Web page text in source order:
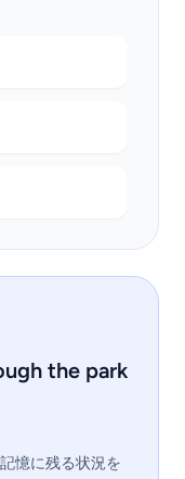
the park
憶に残る状況を